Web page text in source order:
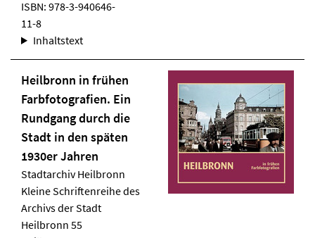
ISBN: 978-3-940646-
11-8
Inhaltstext
Heilbronn in frühen
Farbfotografien. Ein
Rundgang durch die
Stadt in den späten
1930er Jahren
Stadtarchiv Heilbronn
Kleine Schriftenreihe des
Archivs der Stadt
Heilbronn 55